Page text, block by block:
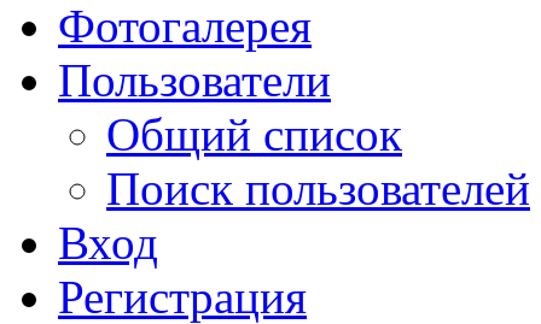
Фотогалерея
Пользователи
Общий список
Поиск пользователей
Вход
Регистрация